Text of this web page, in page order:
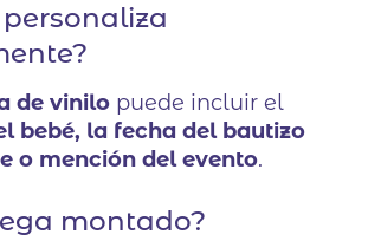
personaliza
de vinilo puede incluir el
bebé, la fecha del bautizo
o mención del evento.
montado?